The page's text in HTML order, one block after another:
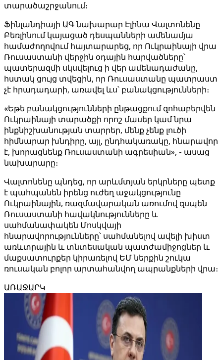
տարածաշրջանում։
Ֆինլանդիայի ԱԳ նախարար Էլինա Վալտոնենը
Բեռլինում կայացած դեսպանների ամենամյա
համաժողովում հայտարարեց, որ Ուկրաինայի վրա
Ռուսաստանի վերջին օդային հարվածները՝
պատերազմի սկսվելուց ի վեր ամենադաժանը,
հստակ ցույց տվեցին, որ Ռուսաստանը պատրաստ
չէ հրադադարի, առավել ևս՝ բանակցությունների։
«Եթե բանակցությունների ընթացքում զոհաբերվեն
Ուկրաինայի տարածքի որոշ մասեր կամ նրա
ինքնիշխանության տարրեր, մենք չենք լուծի
հիմնարար խնդիրը, այլ, ընդհակառակը, հնարավոր
է, խորացնենք Ռուսաստանի ագրեսիան», - ասաց
նախարարը։
Վալտոնենը պնդեց, որ արևմտյան երկրները պետք
է պահպանեն իրենց ուժեղ աջակցությունը
Ուկրաինային, ռազմավարական առումով զսպեն
Ռուսաստանի հավակնությունները և
սահմանափակեն Մոսկվայի
հնարավորությունները՝ սահմանելով ավելի խիստ
առևտրային և տնտեսական պատժամիջոցներ և
մաքսատուրքեր կիրառելով ԵՄ ներքին շուկա
ռուսական բոլոր արտահանվող ապրանքների վրա։
ԱՌԱՋԱՐԿ